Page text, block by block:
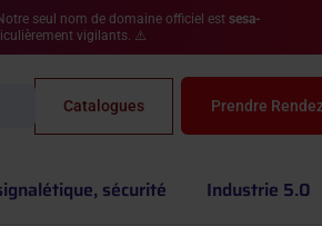
seul nom de domaine officiel est sesa-
vigilants. ⚠️
Catalogues Prendre
sécurité Industrie 5.0